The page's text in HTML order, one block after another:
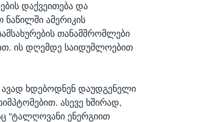
დაქვეითება და
ამერიკის
თანამშრომლები
ის დღემდე საიდუმლოებით
ავად ხდებოდნენ დაუდგენელი
ასევე ხშირად,
"ტალღოვანი ენერგიით